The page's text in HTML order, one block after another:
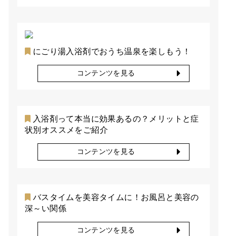
にごり湯入浴剤でおうち温泉を楽しもう！
コンテンツを見る
入浴剤って本当に効果あるの？メリットと症
状別オススメをご紹介
コンテンツを見る
バスタイムを美容タイムに！お風呂と美容の
深～い関係
コンテンツを見る